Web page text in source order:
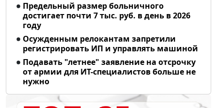
Предельный размер больничного
достигает почти 7 тыс. руб. в день в 2026
году
Осужденным релокантам запретили
регистрировать ИП и управлять машиной
Подавать "летнее" заявление на отсрочку
от армии для ИТ-специалистов больше не
нужно